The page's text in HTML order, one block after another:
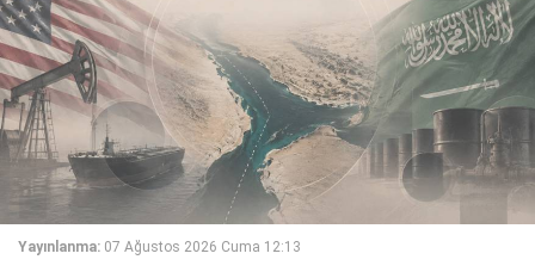
Yayınlanma: 07 Ağustos 2026 Cuma 12:13